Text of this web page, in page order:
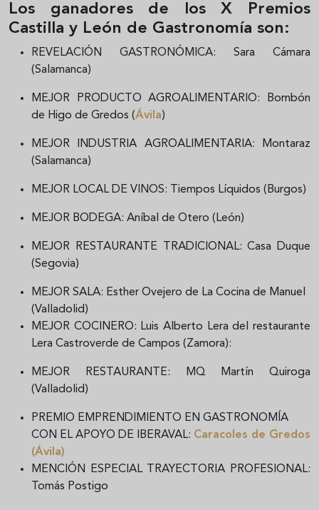
Los ganadores de los X Premios
Castilla y León de Gastronomía son:
REVELACIÓN GASTRONÓMICA: Sara Cámara
(Salamanca)
MEJOR PRODUCTO AGROALIMENTARIO:
Bombón
de Higo de Gredos (Ávila)
MEJOR INDUSTRIA AGROALIMENTARIA: Montaraz
(Salamanca)
MEJOR LOCAL DE VINOS: Tiempos Líquidos (Burgos)
MEJOR BODEGA: Aníbal de Otero (León)
MEJOR RESTAURANTE TRADICIONAL: Casa Duque
(Segovia)
MEJOR SALA: Esther Ovejero de La Cocina de Manuel
(Valladolid)
MEJOR COCINERO: Luis Alberto Lera del restaurante
Lera Castroverde de Campos (Zamora):
MEJOR RESTAURANTE: MQ Martín Quiroga
(Valladolid)
PREMIO EMPRENDIMIENTO EN GASTRONOMÍA
CON EL APOYO DE IBERAVAL: Caracoles de Gredos
(Ávila)
MENCIÓN ESPECIAL TRAYECTORIA PROFESIONAL:
Tomás Postigo